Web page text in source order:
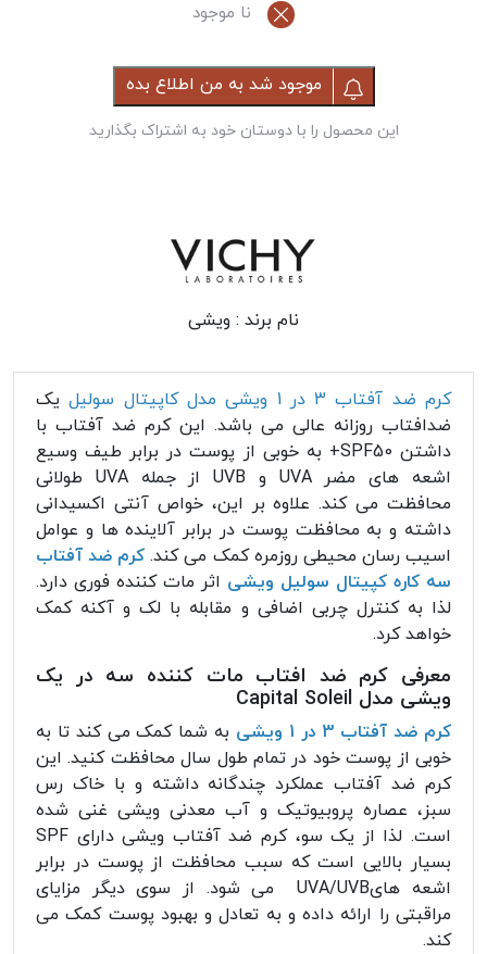
نا موجود
موجود شد به من اطلاع بده
این محصول را با دوستان خود به اشتراک بگذارید
نام برند : ویشی
کرم ضد آفتاب 3 در 1 ویشی مدل کاپیتال سولیل
یک
ضدافتاب روزانه عالی می باشد. این کرم ضد آفتاب با
داشتن SPF50+ به خوبی از پوست در برابر طیف وسیع
اشعه های مضر UVA و UVB از جمله UVA طولانی
محافظت می کند. علاوه بر این، خواص آنتی اکسیدانی
داشته و به محافظت پوست در برابر آلاینده ها و عوامل
اسیب رسان محیطی روزمره کمک می کند. کرم ضد آفتاب
سه کاره کپیتال سولیل ویشی اثر مات کننده فوری دارد.
لذا به کنترل چربی اضافی و مقابله با لک و آکنه کمک
خواهد کرد.
معرفی کرم ضد افتاب مات کننده سه در یک
ویشی مدل Capital Soleil
کرم ضد آفتاب 3 در 1 ویشی
به شما کمک می کند تا به
خوبی از پوست خود در تمام طول سال محافظت کنید. این
کرم ضد آفتاب عملکرد چندگانه داشته و با خاک رس
سبز، عصاره پروبیوتیک و آب معدنی ویشی غنی شده
است. لذا از یک سو، کرم ضد آفتاب ویشی دارای SPF
بسیار بالایی است که سبب محافظت از پوست در برابر
اشعه هایUVA/UVB می شود. از سوی دیگر مزایای
مراقبتی را ارائه داده و به تعادل و بهبود پوست کمک می
کند.